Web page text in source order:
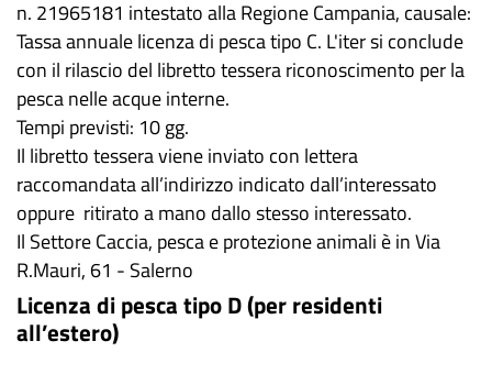
n. 21965181 intestato alla Regione Campania, causale:
Tassa annuale licenza di pesca tipo C. L'iter si conclude
con il rilascio del libretto tessera riconoscimento per la
pesca nelle acque interne.
Tempi previsti: 10 gg.
Il libretto tessera viene inviato con lettera
raccomandata all’indirizzo indicato dall’interessato
oppure ritirato a mano dallo stesso interessato.
Il Settore Caccia, pesca e protezione animali è in Via
R.Mauri, 61 - Salerno
Licenza di pesca tipo D (per residenti
all’estero)